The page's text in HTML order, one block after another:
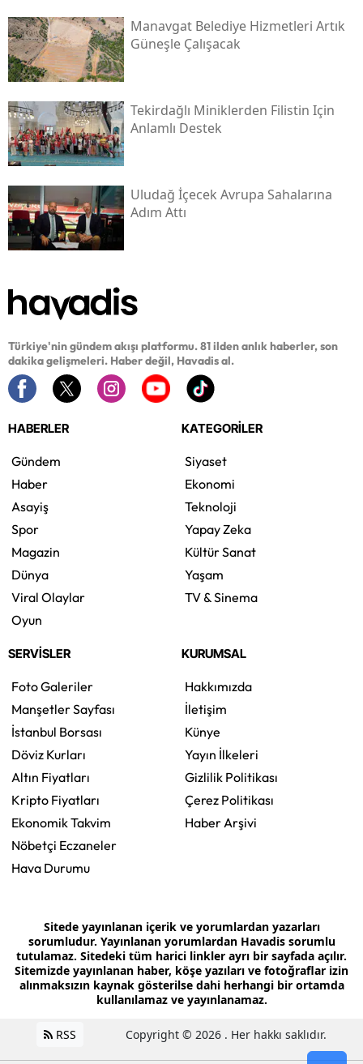
Manavgat Belediye Hizmetleri Artık
Güneşle Çalışacak
Tekirdağlı Miniklerden Filistin Için
Anlamlı Destek
Uludağ İçecek Avrupa Sahalarına
Adım Attı
Türkiye'nin gündem akışı platformu. 81 ilden anlık haberler, son
dakika gelişmeleri. Haber değil, Havadis al.
HABERLER
Gündem
Haber
Asayiş
Spor
Magazin
Dünya
Viral Olaylar
Oyun
KATEGORİLER
Siyaset
Ekonomi
Teknoloji
Yapay Zeka
Kültür Sanat
Yaşam
TV & Sinema
SERVİSLER
Foto Galeriler
Manşetler Sayfası
İstanbul Borsası
Döviz Kurları
Altın Fiyatları
Kripto Fiyatları
Ekonomik Takvim
Nöbetçi Eczaneler
Hava Durumu
KURUMSAL
Hakkımızda
İletişim
Künye
Yayın İlkeleri
Gizlilik Politikası
Çerez Politikası
Haber Arşivi
Sitede yayınlanan içerik ve yorumlardan yazarları
sorumludur. Yayınlanan yorumlardan Havadis sorumlu
tutulamaz. Sitedeki tüm harici linkler ayrı bir sayfada açılır.
Sitemizde yayınlanan haber, köşe yazıları ve fotoğraflar izin
alınmaksızın kaynak gösterilse dahi herhangi bir ortamda
kullanılamaz ve yayınlanamaz.
RSS Copyright © 2026 . Her hakkı saklıdır.